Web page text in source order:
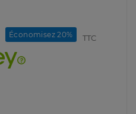
Économisez 20% TTC